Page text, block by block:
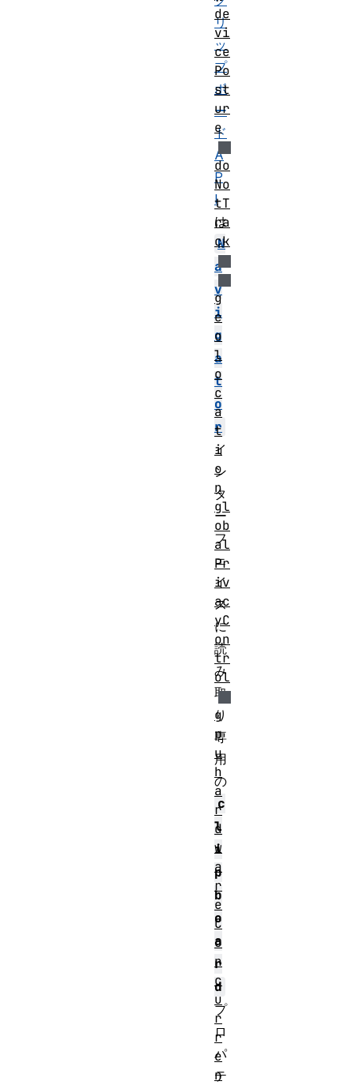
リ
ッ
プ
ボ
ー
ド
A
P
I
は
N
a
v
i
g
a
t
o
r
イ
ン
タ
ー
フ
ェ
イ
ス
に
読
み
取
り
専
用
の
c
l
i
p
b
o
a
r
d
プ
ロ
パ
テ
de
vi
ce
Po
st
ur
e
do
No
tT
ra
ck
g
e
o
l
o
c
a
t
i
o
n
gl
ob
al
Pr
iv
ac
yC
on
tr
ol
g
p
u
h
a
r
d
w
a
r
e
C
o
n
c
u
r
r
e
n